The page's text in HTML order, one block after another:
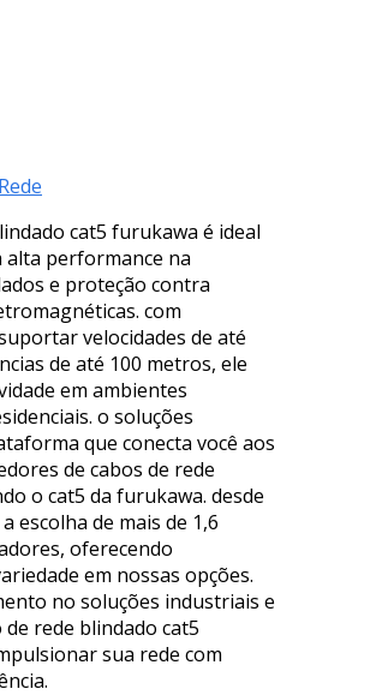
cat5 furukawa é ideal
alta performance na
e proteção contra
com
velocidades de até
de até 100 metros, ele
em ambientes
o soluções
que conecta você aos
de cabos de rede
o cat5 da furukawa. desde
escolha de mais de 1,6
oferecendo
em nossas opções.
no soluções industriais e
rede blindado cat5
sua rede com